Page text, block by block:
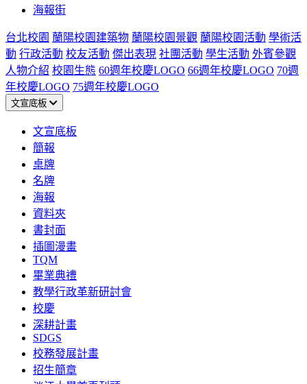
海報街
台北校園 蘭陽校園建築物 蘭陽校園景觀 蘭陽校園活動 學術活
動 行政活動 校友活動 傑出表現 社團活動 學生活動 外賓參觀
人物介紹 校園生態 60週年校慶LOGO 66週年校慶LOGO 70週
年校慶LOGO 75週年校慶LOGO
文宣底板
文宣底板
簡報
桌牌
名牌
海報
資料夾
書封面
插圖漫畫
TQM
畢業典禮
教學行政革新研討會
校慶
深耕計畫
SDGS
校務發展計畫
招生簡章